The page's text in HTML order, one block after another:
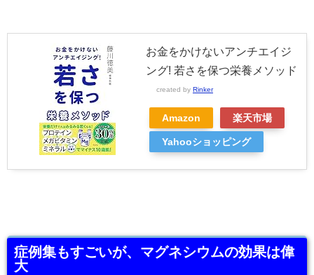
お金をかけないアンチエイジ
ング! 若さを保つ栄養メソッド
created by Rinker
Amazon 楽天市場
Yahooショッピング
症例集もすごいが、マグネシウムの効果は偉
大